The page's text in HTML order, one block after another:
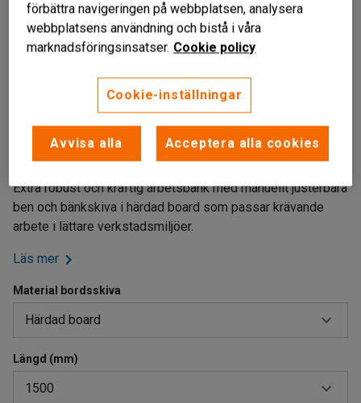
Kraftfull konstruktion
Passande i torra miljöer
Flera tillbehör att komplettera med
Extra robust och kraftig arbetsbänk med manuellt justerbara
ben och bänkskiva i härdad board som passar krävande
arbete i lättare verkstadsmiljöer.
Läs mer
Material bordsskiva
Härdad board
Ekparkett
Gummi
Längd (mm)
1500
förbättra navigeringen på webbplatsen, analysera
webbplatsens användning och bistå i våra
marknadsföringsinsatser. Cookie policy
Cookie-inställningar
Avvisa alla Acceptera alla cookies